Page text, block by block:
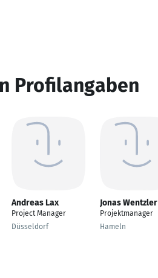
Profilangaben
Andreas Lax
Project Manager
Düsseldorf
Jonas Wentzler
Projektmanager
Hameln